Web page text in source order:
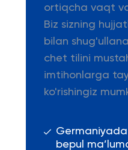
ortiqcha vaqt
Biz sizning
bilan
chet tilini
imtihonlarga
ko'rishingiz
Germaniyada
bepul